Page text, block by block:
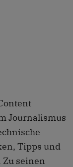
Journalismus
Tipps und
Zu seinen